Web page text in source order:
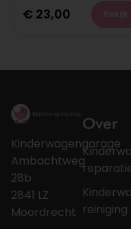
€ 23,00
Kinderwagengarage
Ambachtweg
28b
2841 LZ
Moordrecht
Over
reiniging